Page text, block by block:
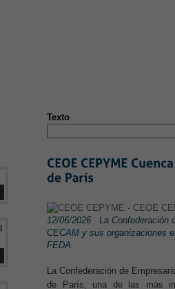
Texto
12/06/2026
La Confederación
CECAM y sus organizaciones
FEDA.
La Confederación de
de París, una de las más